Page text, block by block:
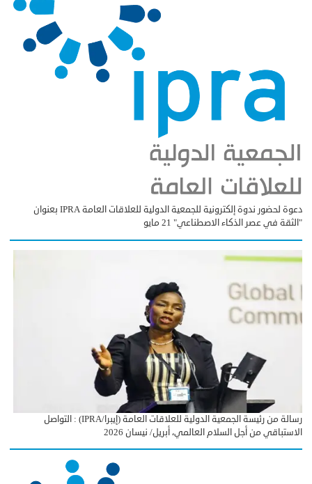
دعوة لحضور ندوة إلكترونية للجمعية الدولية للعلاقات العامة IPRA بعنوان
"الثقة في عصر الذكاء الاصطناعي" 21 مايو
رسالة من رئيسة الجمعية الدولية للعلاقات العامة (إيبرا/IPRA) : التواصل
الاستباقي من أجل السلام العالمي، أبريل/ نيسان 2026